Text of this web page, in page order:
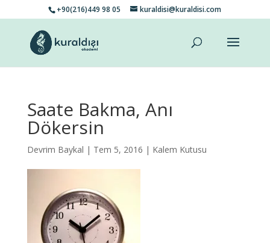
+90(216)449 98 05 kuraldisi@kuraldisi.com
Saate Bakma, Anı
Dökersin
Devrim Baykal | Tem 5, 2016 | Kalem Kutusu